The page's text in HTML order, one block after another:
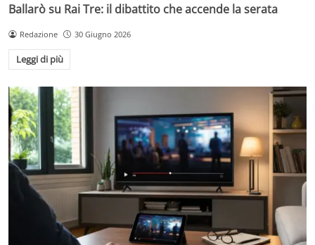
Ballarò su Rai Tre: il dibattito che accende la serata
Redazione 30 Giugno 2026
Leggi di più